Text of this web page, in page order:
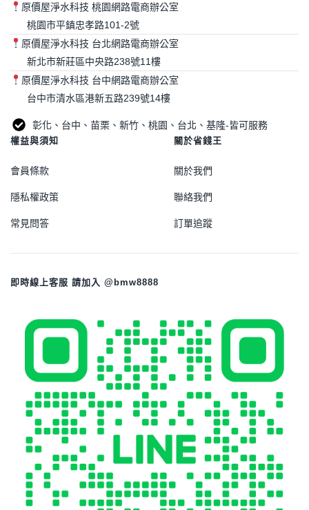
原價屋淨水科技 桃園網路電商辦公室
桃園市平鎮忠孝路101-2號
原價屋淨水科技 台北網路電商辦公室
新北市新莊區中央路238號11樓
原價屋淨水科技 台中網路電商辦公室
台中市清水區港新五路239號14樓
彰化、台中、苗栗、新竹、桃園、台北、基隆-皆可服務
權益與須知
會員條款
隱私權政策
常見問答
關於省錢王
關於我們
聯絡我們
訂單追蹤
即時線上客服 請加入 @bmw8888